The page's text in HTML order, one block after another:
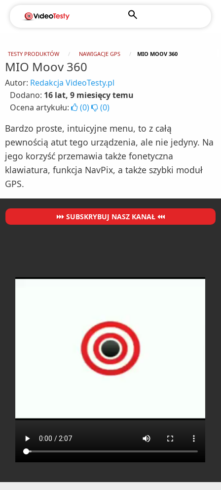
TESTY PRODUKTÓW NAWIGACJE GPS MIO MOOV 360
MIO Moov 360
Autor: Redakcja VideoTesty.pl
Dodano: 16 lat, 9 miesięcy temu
Ocena artykułu:
(0) (0)
Bardzo proste, intuicyjne menu, to z całą
pewnością atut tego urządzenia, ale nie jedyny. Na
jego korzyść przemawia także fonetyczna
klawiatura, funkcja NavPix, a także szybki moduł
GPS.
SUBSKRYBUJ NASZ KANAŁ